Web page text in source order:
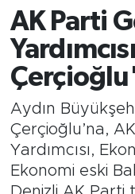
AK Parti
Aydın
Çerçioğlu’na,
Yardımcısı,
Ekonomi eski